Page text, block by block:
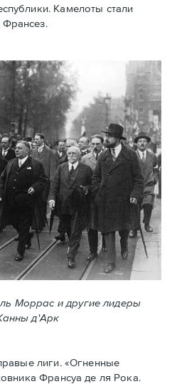
Камелоты стали
Моррас и другие лидеры
д'Арк
лиги. «Огненные
Франсуа де ля Рока.